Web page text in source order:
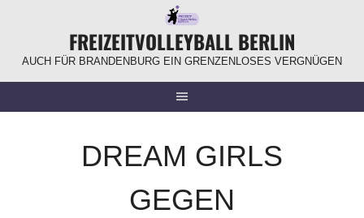
FREIZEITVOLLEYBALL BERLIN
AUCH FÜR BRANDENBURG EIN GRENZENLOSES VERGNÜGEN
DREAM GIRLS
GEGEN